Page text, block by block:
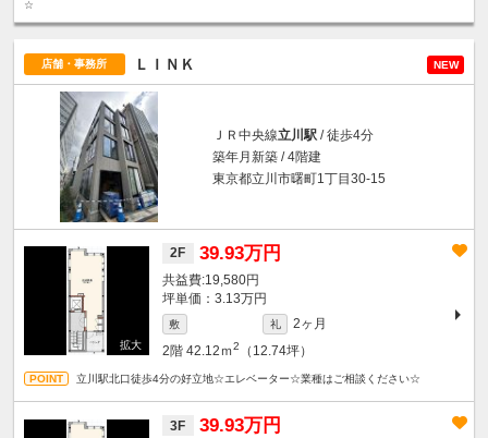
☆
店舗・事務所 ＬＩＮＫ NEW
ＪＲ中央線立川駅 / 徒歩4分
築年月新築 / 4階建
東京都立川市曙町1丁目30-15
2F 39.93万円
19,580円
坪単価：3.13万円
敷 礼
2ヶ月
2階 42.12ｍ2 （12.74坪）
立川駅北口徒歩4分の好立地☆エレベーター☆業種はご相談ください☆
3F 39.93万円